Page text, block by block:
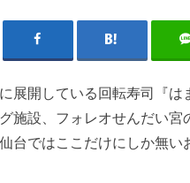
展開している回転寿司『は
施設、フォレオせんだい宮
台ではここだけにしか無い